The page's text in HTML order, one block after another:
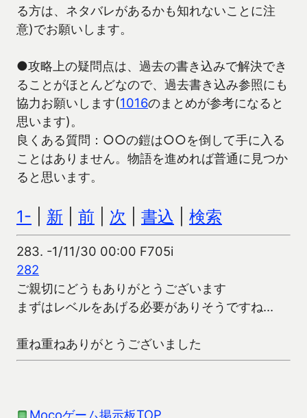
る方は、ネタバレがあるかも知れないことに注
意)でお願いします。
●攻略上の疑問点は、過去の書き込みで解決でき
ることがほとんどなので、過去書き込み参照にも
協力お願いします(1016のまとめが参考になると
思います)。
良くある質問：○○の鎧は○○を倒して手に入る
ことはありません。物語を進めれば普通に見つか
ると思います。
1- 新 前 次 書込 検索
283. -1/11/30 00:00 F705i
282
ご親切にどうもありがとうございます
まずはレベルをあげる必要がありそうですね…
重ね重ねありがとうございました
Mocoゲーム掲示板TOP